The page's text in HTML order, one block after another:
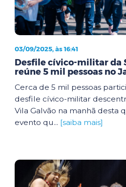
03/09/2025, às 16:41
Desfile cívico-militar da
reúne 5 mil pessoas no
Cerca de 5 mil pessoas
desfile cívico-militar
Vila Galvão na manhã desta
evento qu... [saiba mais]